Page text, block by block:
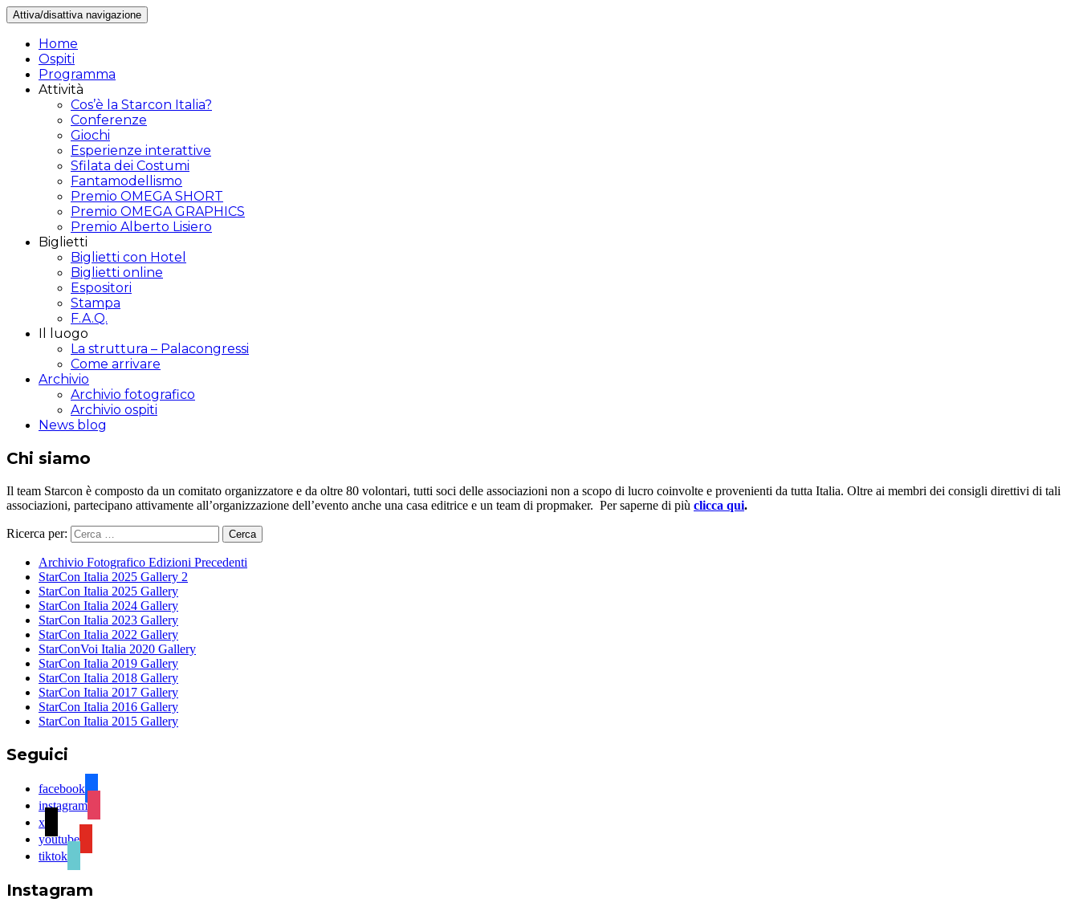
Attiva/disattiva navigazione
Home
Ospiti
Programma
Attività
Cos’è la Starcon Italia?
Conferenze
Giochi
Esperienze interattive
Sfilata dei Costumi
Fantamodellismo
Premio OMEGA SHORT
Premio OMEGA GRAPHICS
Premio Alberto Lisiero
Biglietti
Biglietti con Hotel
Biglietti online
Espositori
Stampa
F.A.Q.
Il luogo
La struttura – Palacongressi
Come arrivare
Archivio
Archivio fotografico
Archivio ospiti
News blog
Chi siamo
Il team Starcon è composto da un comitato organizzatore e da oltre 80 volontari, tutti soci delle associazioni non a scopo di lucro coinvolte e provenienti da tutta Italia. Oltre ai membri dei consigli direttivi di tali
associazioni, partecipano attivamente all’organizzazione dell’evento anche una casa editrice e un team di propmaker. Per saperne di più clicca qui.
Ricerca per:
Archivio Fotografico Edizioni Precedenti
StarCon Italia 2025 Gallery 2
StarCon Italia 2025 Gallery
StarCon Italia 2024 Gallery
StarCon Italia 2023 Gallery
StarCon Italia 2022 Gallery
StarConVoi Italia 2020 Gallery
StarCon Italia 2019 Gallery
StarCon Italia 2018 Gallery
StarCon Italia 2017 Gallery
StarCon Italia 2016 Gallery
StarCon Italia 2015 Gallery
Seguici
facebook
instagram
x
youtube
tiktok
Instagram